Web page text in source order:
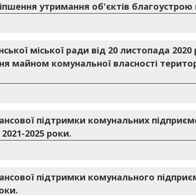
утримання об'єктів благоустрою
міської ради від 20 листопада
майном комунальної власності
підтримки комунальних
2025 роки.
підтримки комунального